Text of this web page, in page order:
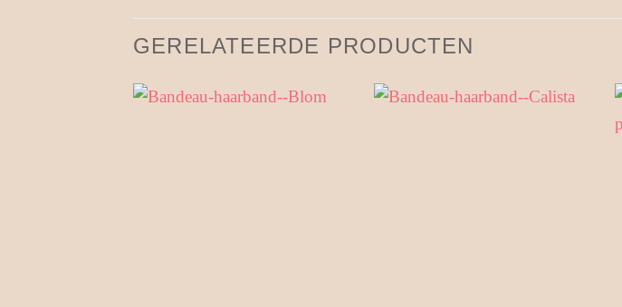
GERELATEERDE PRODUCTEN